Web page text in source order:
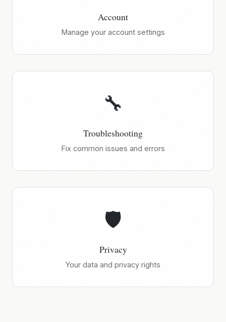
Account
Manage your account settings
🔧
Troubleshooting
Fix common issues and errors
🛡️
Privacy
Your data and privacy rights